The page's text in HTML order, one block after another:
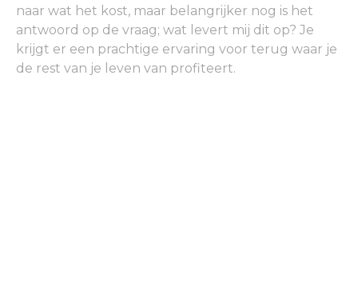
naar wat het kost, maar belangrijker nog is het
antwoord op de vraag; wat levert mij dit op? Je
krijgt er een prachtige ervaring voor terug waar je
de rest van je leven van profiteert.